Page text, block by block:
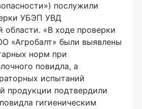
послужили
УБЭП УВД
области. «В ходе проверки
«Агробалт» были выявлены
норм при
повидла, а
испытаний
продукции подтвердили
гигиеническим